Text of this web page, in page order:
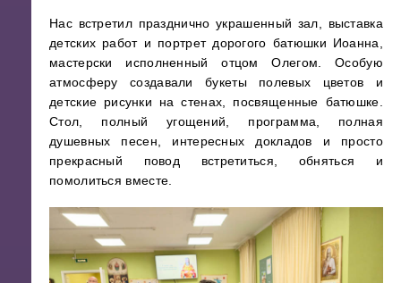
Нас встретил празднично украшенный зал, выставка
детских работ и портрет дорогого батюшки Иоанна,
мастерски исполненный отцом Олегом. Особую
атмосферу создавали букеты полевых цветов и
детские рисунки на стенах, посвященные батюшке.
Стол, полный угощений, программа, полная
душевных песен, интересных докладов и просто
прекрасный повод встретиться, обняться и
помолиться вместе.